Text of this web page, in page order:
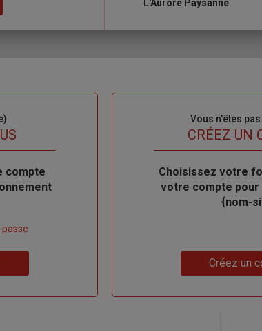
L'Aurore Paysanne
compte
Vous n'êtes
TITRECRÉEZ UN
Body
Choisissez votre
votre compte
{nom-
Créez un